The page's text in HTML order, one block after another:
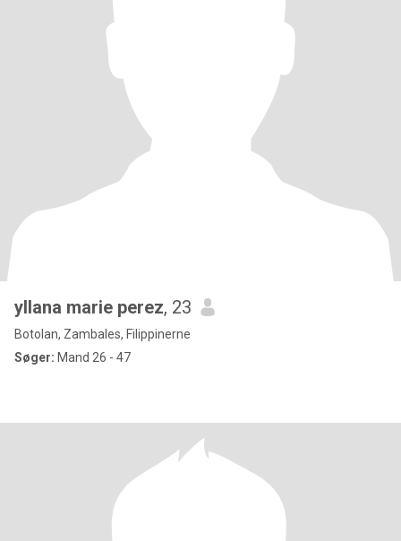
yllana marie perez, 23
Botolan, Zambales, Filippinerne
Søger: Mand 26 - 47